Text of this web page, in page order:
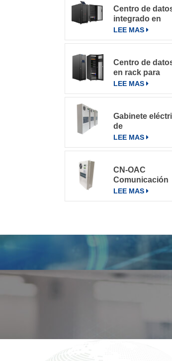
centros de
con sistema de
control
Centro de
integrado en
microbastidores
LEE MAS
Centro de
en rack para
varios entornos
LEE MAS
Gabinete
de
Aire
Aire
acondicionado
LEE MAS
CN-OAC
Comunicación
exterior
eléctrico Aire
LEE MAS